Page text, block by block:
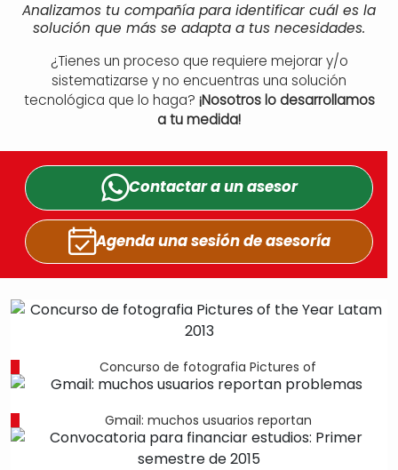
Analizamos tu compañía para identificar cuál es la
solución que más se adapta a tus necesidades.
¿Tienes un proceso que requiere mejorar y/o
sistematizarse y no encuentras una solución
tecnológica que lo haga? ¡Nosotros lo desarrollamos
a tu medida!
Contactar a unasesor
Agenda una sesiónde asesoría
Concurso de fotografia Pictures of
Gmail: muchos usuarios reportan